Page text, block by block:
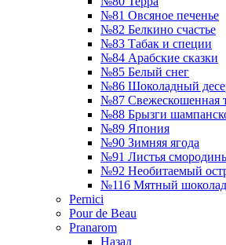
№81 Овсяное печенье
№82 Белкино счастье
№83 Табак и специи
№84 Арабские сказки
№85 Белый снег
№86 Шоколадный
№87 Свежескошенная
№88 Брызги
№89 Япония
№90 Зимняя ягода
№91 Листья
№92 Необитаемый
№116 Мятный шоколад
Pernici
Pour de Beau
Pranarom
Назад